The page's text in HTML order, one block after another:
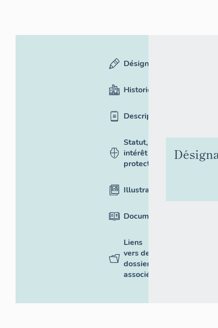
Désignation
Historique
Description
Statut,
intérêt et
protection
Illustrations
Documentation
Liens
vers des
dossiers
associés